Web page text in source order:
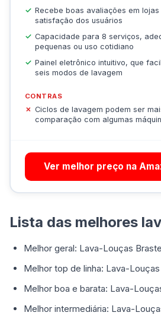
Recebe boas avaliações em
satisfação dos usuários
Capacidade para 8 serviços,
pequenas ou uso cotidiano
Painel eletrônico intuitivo, que
seis modos de lavagem
CONTRAS
Ciclos de lavagem podem ser
comparação com algumas
Ver melhor preço na
Lista das melhores
Melhor geral: Lava-Louças
Melhor top de linha: Lava-
Melhor boa e barata: Lava-
Melhor intermediária: Lava-